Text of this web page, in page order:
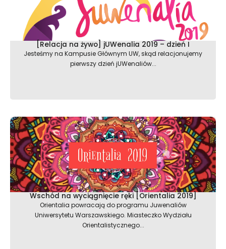
[Relacja na żywo] jUWenalia 2019 – dzień I
Jesteśmy na Kampusie Głównym UW, skąd relacjonujemy
pierwszy dzień jUWenaliów...
Wschód na wyciągnięcie ręki [Orientalia 2019]
Orientalia powracają do programu Juwenaliów
Uniwersytetu Warszawskiego. Miasteczko Wydziału
Orientalistycznego...